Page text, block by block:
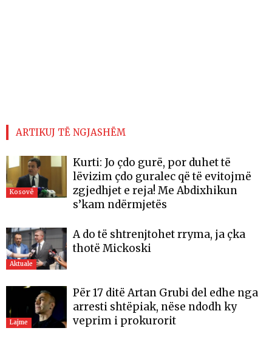
ARTIKUJ TË NGJASHËM
Kosovë
Kurti: Jo çdo gurë, por duhet të
lëvizim çdo guralec që të evitojmë
zgjedhjet e reja! Me Abdixhikun
s’kam ndërmjetës
Aktuale
A do të shtrenjtohet rryma, ja çka
thotë Mickoski
Lajme
Për 17 ditë Artan Grubi del edhe nga
arresti shtëpiak, nëse ndodh ky
veprim i prokurorit